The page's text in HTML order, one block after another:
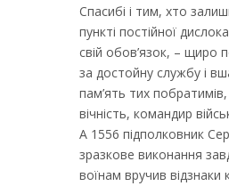
Спасибі і тим, хто
пункті постійної
свій обов’язок, – щиро
за достойну службу і
пам’ять тих
вічність, командир
А 1556 підполковник
зразкове виконання
воїнам вручив